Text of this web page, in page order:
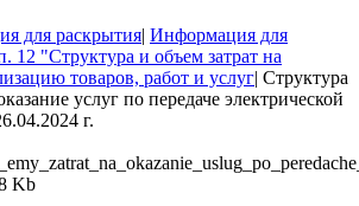
для раскрытия| Информация для
12 "Структура и объем затрат на
товаров, работ и услуг| Структура
услуг по передаче электрической
г.
Kb